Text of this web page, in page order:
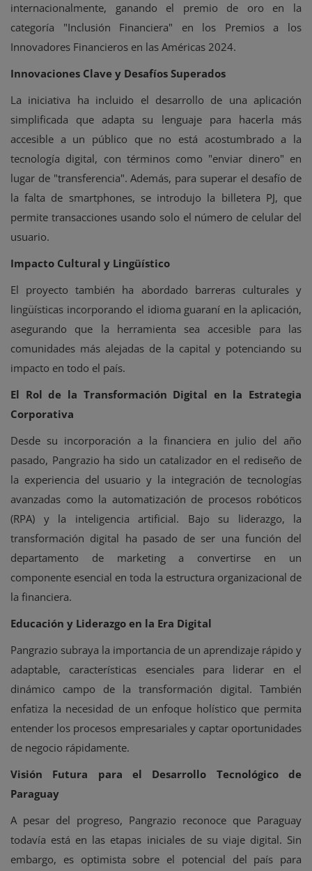
internacionalmente, ganando el premio de oro en la
categoría "Inclusión Financiera" en los Premios a los
Innovadores Financieros en las Américas 2024.
Innovaciones Clave y Desafíos Superados
La iniciativa ha incluido el desarrollo de una aplicación
simplificada que adapta su lenguaje para hacerla más
accesible a un público que no está acostumbrado a la
tecnología digital, con términos como "enviar dinero" en
lugar de "transferencia". Además, para superar el desafío de
la falta de smartphones, se introdujo la billetera PJ, que
permite transacciones usando solo el número de celular del
usuario.
Impacto Cultural y Lingüístico
El proyecto también ha abordado barreras culturales y
lingüísticas incorporando el idioma guaraní en la aplicación,
asegurando que la herramienta sea accesible para las
comunidades más alejadas de la capital y potenciando su
impacto en todo el país.
El Rol de la Transformación Digital en la Estrategia
Corporativa
Desde su incorporación a la financiera en julio del año
pasado, Pangrazio ha sido un catalizador en el rediseño de
la experiencia del usuario y la integración de tecnologías
avanzadas como la automatización de procesos robóticos
(RPA) y la inteligencia artificial. Bajo su liderazgo, la
transformación digital ha pasado de ser una función del
departamento de marketing a convertirse en un
componente esencial en toda la estructura organizacional de
la financiera.
Educación y Liderazgo en la Era Digital
Pangrazio subraya la importancia de un aprendizaje rápido y
adaptable, características esenciales para liderar en el
dinámico campo de la transformación digital. También
enfatiza la necesidad de un enfoque holístico que permita
entender los procesos empresariales y captar oportunidades
de negocio rápidamente.
Visión Futura para el Desarrollo Tecnológico de
Paraguay
A pesar del progreso, Pangrazio reconoce que Paraguay
todavía está en las etapas iniciales de su viaje digital. Sin
embargo, es optimista sobre el potencial del país para